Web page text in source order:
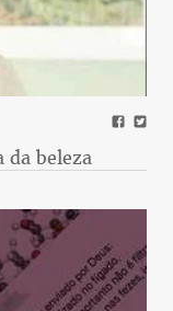
da beleza